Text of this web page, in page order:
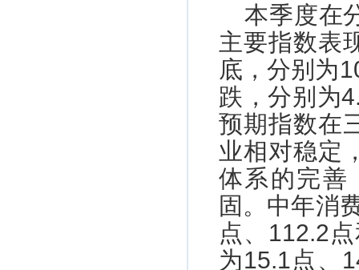
本季度在
主要指数表
底，分别为
跌，分别为
预期指数在
业相对稳定
体系的完善
固。中年消
点、112.2
为15.1点、